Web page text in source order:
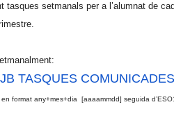
setmanals per a l’alumnat de
TASQUES COMUNICADES
format any+mes+dia [aaaammdd] seguida